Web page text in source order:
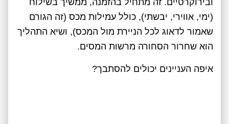
(ימי, אווירי, יבשתי), כולל עמילות מכס (זה הגורם
שאמור לדאוג לכל הניירת מול המכס), ושיא התהליך
הוא שחרור הסחורה מרשות המסים.
איפה העניינים יכולים להסתבך?